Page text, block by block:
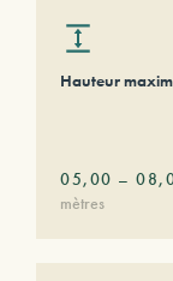
Hauteur
05,00 –
mètres